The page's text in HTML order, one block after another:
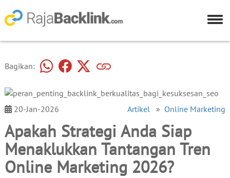
Bagikan:
20-Jan-2026 Artikel » Online Marketing
Apakah Strategi Anda Siap
Menaklukkan Tantangan Tren
Online Marketing 2026?